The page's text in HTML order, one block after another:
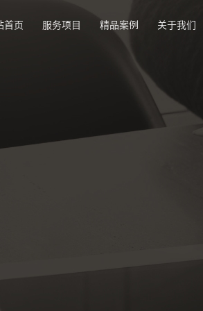
首页 服务项目 精品案例 关于我们